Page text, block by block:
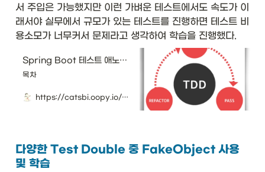
서 주입은 가능했지만 이런 가벼운 테스트에서도 속도가 이
래서야 실무에서 규모가 있는 테스트를 진행하면 테스트 비
용소모가 너무커서 문제라고 생각하여 학습을 진행했다.
Spring Boot 테스트 애노테이션
목차
https://catsbi.oopy.io/e2fa9884-eb59-4f79-8732-6e3e14e456fd
다양한 Test Double 중 FakeObject 사용
및 학습